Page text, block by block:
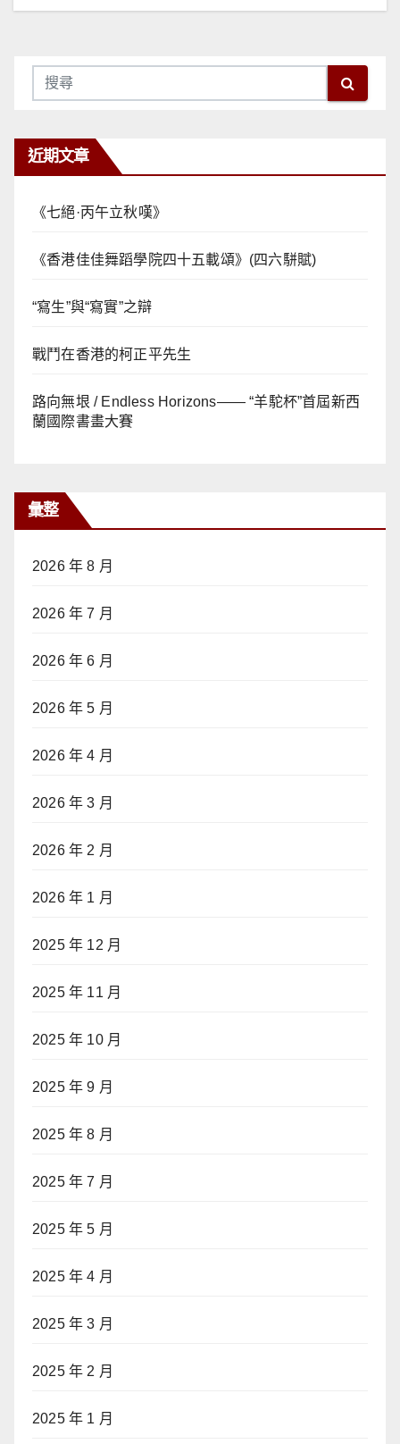
近期文章
《七絕·丙午立秋嘆》
《香港佳佳舞蹈學院四十五載頌》(四六駢賦)
“寫生”與“寫實”之辯
戰鬥在香港的柯正平先生
路向無垠 / Endless Horizons—— “羊駝杯”首屆新西
蘭國際書畫大賽
彙整
2026 年 8 月
2026 年 7 月
2026 年 6 月
2026 年 5 月
2026 年 4 月
2026 年 3 月
2026 年 2 月
2026 年 1 月
2025 年 12 月
2025 年 11 月
2025 年 10 月
2025 年 9 月
2025 年 8 月
2025 年 7 月
2025 年 5 月
2025 年 4 月
2025 年 3 月
2025 年 2 月
2025 年 1 月